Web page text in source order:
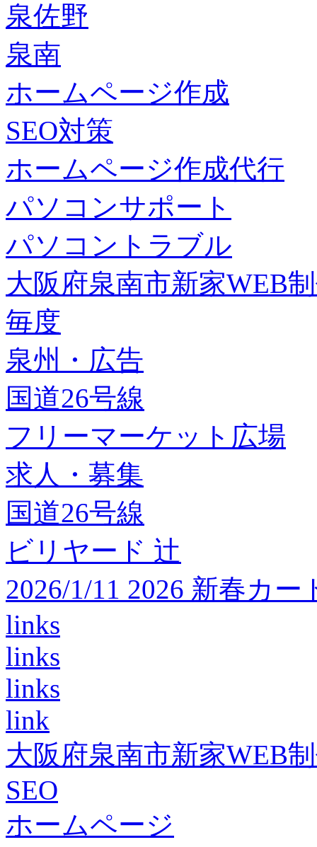
泉佐野
泉南
ホームページ作成
SEO対策
ホームページ作成代行
パソコンサポート
パソコントラブル
大阪府泉南市新家WEB
毎度
泉州・広告
国道26号線
フリーマーケット広場
求人・募集
国道26号線
ビリヤード 辻
2026/1/11 2026 新春カ
links
links
links
link
大阪府泉南市新家WEB
SEO
ホームページ